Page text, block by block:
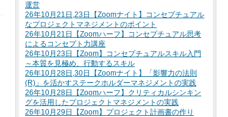
運営
26年10月21日,23日【Zoomナイト】コンセプチュアル
なプロジェクトマネジメントのポイント
26年10月21日【Zoomハーフ】コンセプチュアル思考
によるコンセプト力講座
26年10月23日【Zoom】コンセプチュアルスキル入門
～本質を見極め、行動するスキル
26年10月28日,30日【Zoomナイト】「影響力の法則
(R)」を活かすステークホルダーマネジメントの実践
26年10月28日【Zoomハーフ】クリティカルシンキン
グを活用したプロジェクトマネジメントの実践
26年10月29日【Zoom】プロジェクト計画書の作り